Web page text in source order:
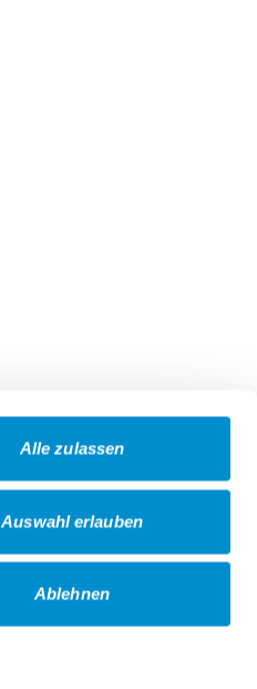
Alle zulassen
Auswahl erlauben
Ablehnen